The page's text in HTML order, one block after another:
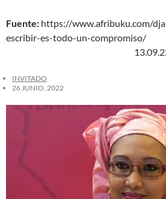
Fuente: https://www.afribuku.com/
escribir-es-todo-un-compromiso/
INVITADO
26 JUNIO, 2022